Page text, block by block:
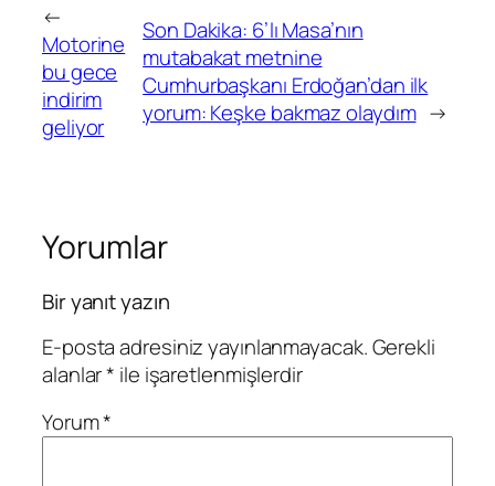
←
Motorine
bu gece
indirim
geliyor
Son Dakika: 6’lı Masa’nın
mutabakat metnine
Cumhurbaşkanı Erdoğan’dan ilk
yorum: Keşke bakmaz olaydım →
Yorumlar
Bir yanıt yazın
E-posta adresiniz yayınlanmayacak.Gerekli
alanlar* ile işaretlenmişlerdir
Yorum*